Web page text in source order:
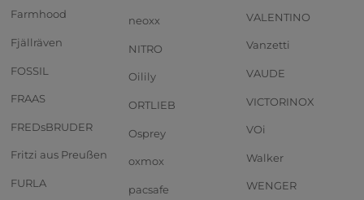
Farmhood
Fjällräven
FOSSIL
FRAAS
FREDsBRUDER
Fritzi aus Preußen
FURLA
neoxx
NITRO
Oilily
ORTLIEB
Osprey
oxmox
pacsafe
VALENTINO
Vanzetti
VAUDE
VICTORINOX
VOi
Walker
WENGER